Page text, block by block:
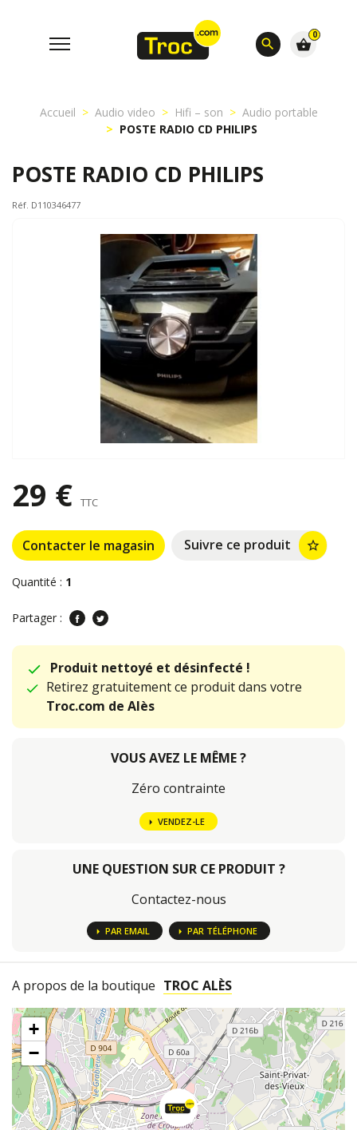
search
0
shopping_basket
Accueil Audio video Hifi – son
Audio portable
POSTE RADIO CD PHILIPS
POSTE RADIO CD PHILIPS
Réf. D110346477
29 € TTC
Contacter le magasin Suivre ce produit star_border
Quantité : 1
Partager :
Produit nettoyé et désinfecté !
Retirez gratuitement ce produit dans votre
Troc.com de Alès
VOUS AVEZ LE MÊME ?
Zéro contrainte
VENDEZ-LE
UNE QUESTION SUR CE PRODUIT ?
Contactez-nous
PAR EMAIL PAR TÉLÉPHONE
A propos de la boutique TROC ALÈS
+
−